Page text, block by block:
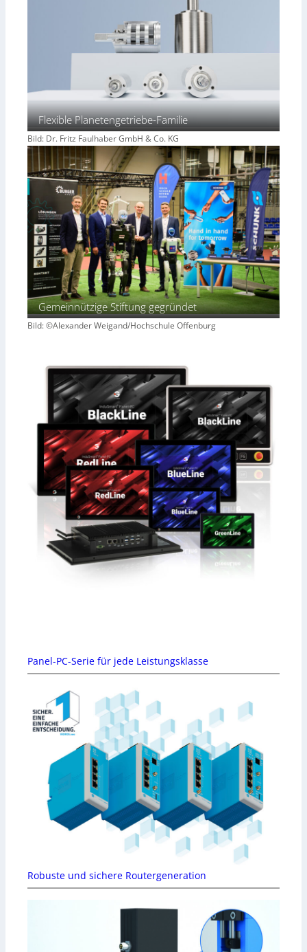
Flexible Planetengetriebe-Familie
Bild: Dr. Fritz Faulhaber GmbH & Co. KG
Gemeinnützige Stiftung gegründet
Bild: ©Alexander Weigand/Hochschule Offenburg
Panel-PC-Serie für jede Leistungsklasse
Robuste und sichere Routergeneration